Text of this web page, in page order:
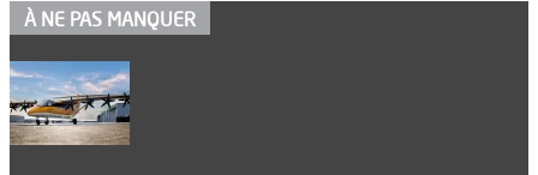
À NE PAS MANQUER